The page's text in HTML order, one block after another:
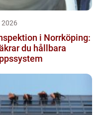
2026
i Norrköping:
du hållbara